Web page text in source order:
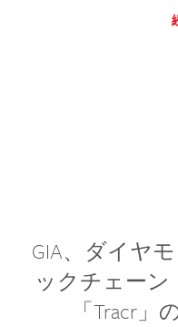
GIA、ダイヤ
ックチェー
「Tracr